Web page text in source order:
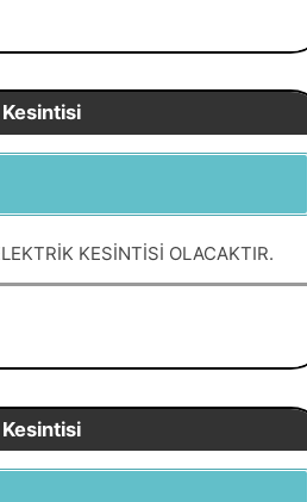
KESİNTİSİ OLACAKTIR.